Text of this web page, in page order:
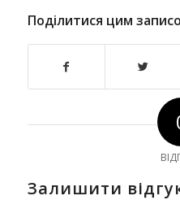
Поділитися цим
Залишити